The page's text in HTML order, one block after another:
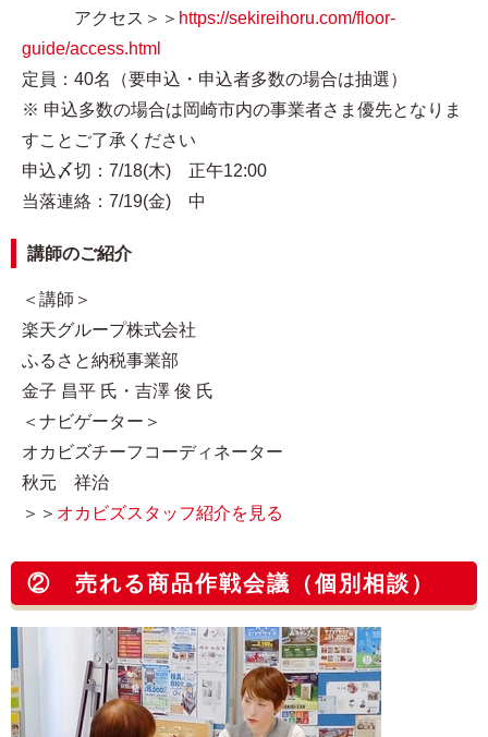
アクセス＞＞ https://sekireihoru.com/floor-
guide/access.html
定員：40名（要申込・申込者多数の場合は抽選）
※ 申込多数の場合は岡崎市内の事業者さま優先となりま
すことご了承ください
申込〆切：7/18(木) 正午12:00
当落連絡：7/19(金) 中
講師のご紹介
＜講師＞
楽天グループ株式会社
ふるさと納税事業部
金子 昌平 氏・吉澤 俊 氏
＜ナビゲーター＞
オカビズチーフコーディネーター
秋元 祥治
＞＞ オカビズスタッフ紹介を見る
② 売れる商品作戦会議（個別相談）